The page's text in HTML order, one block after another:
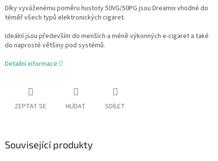
Díky vyváženému poměru hustoty 50VG/50PG jsou Dreamix vhodné do
téměř všech typů elektronických cigaret.
Ideální jsou především do menších a méně výkonných e-cigaret a také
do naprosté většiny pod systémů.
Detailní informace
ZEPTAT SE HLÍDAT SDÍLET
Související produkty